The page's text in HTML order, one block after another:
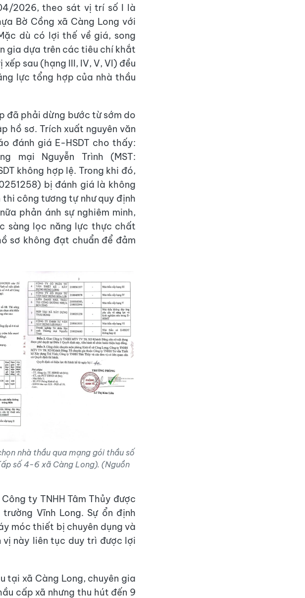
2026, theo sát vị trí số I là
Bờ Cồng xã Càng Long với
dù có lợi thế về giá, song
gia dựa trên các tiêu chí khắt
sau (hạng III, IV, V, VI) đều
lực tổng hợp của nhà thầu
đã phải dừng bước từ sớm do
hồ sơ. Trích xuất nguyên văn
đánh giá E-HSDT cho thấy:
mại Nguyễn Trình (MST:
không hợp lệ. Trong khi đó,
bị đánh giá là không
công tương tự như quy định
phản ánh sự nghiêm minh,
sàng lọc năng lực thực chất
sơ không đạt chuẩn để đảm
nhà thầu qua mạng gói thầu số
số 4-6 xã Càng Long). (Nguồn
ty TNHH Tâm Thủy được
Vĩnh Long. Sự ổn định
móc thiết bị chuyên dụng và
này liên tục duy trì được lợi
xã Càng Long, chuyên gia
cấp xã nhưng thu hút đến 9